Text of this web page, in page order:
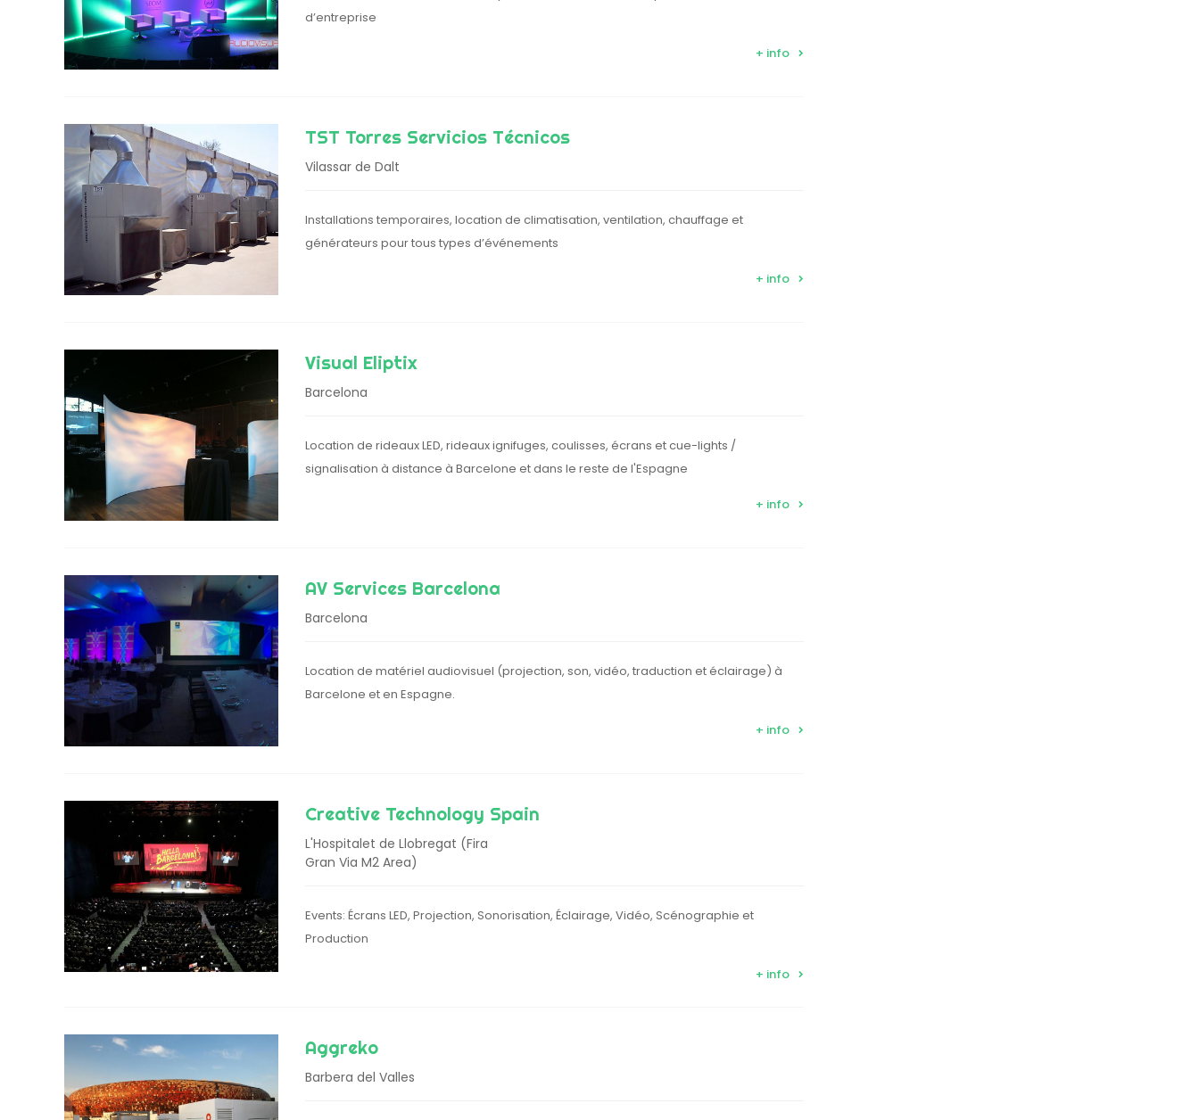
d’entreprise
+ info
TST Torres Servicios Técnicos
Vilassar de Dalt
Installations temporaires, location de climatisation, ventilation, chauffage et
générateurs pour tous types d’événements
+ info
Visual Eliptix
Barcelona
Location de rideaux LED, rideaux ignifuges, coulisses, écrans et cue-lights /
signalisation à distance à Barcelone et dans le reste de l'Espagne
+ info
AV Services Barcelona
Barcelona
Location de matériel audiovisuel (projection, son, vidéo, traduction et éclairage) à
Barcelone et en Espagne.
+ info
Creative Technology Spain
L'Hospitalet de Llobregat (Fira
Gran Via M2 Area)
Events: Écrans LED, Projection, Sonorisation, Éclairage, Vidéo, Scénographie et
Production
+ info
Aggreko
Barbera del Valles